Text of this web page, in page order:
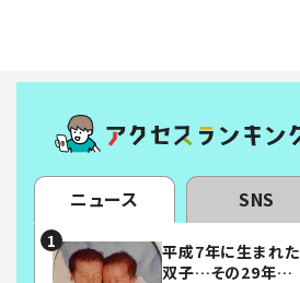
ニュース SNS
平成7年に生まれた
双子…その29年後